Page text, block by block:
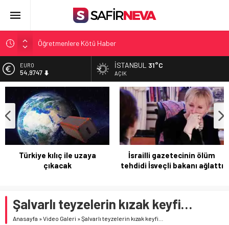
Öğretmenlere Kötü Haber
FETÖ’nün kritik ismi tutuklandı
Son dakika… İstanbul’da trafik felç
Yunanistan Başbakanı Çipras Türkiye’ye gelecek
Açlık Sınırı Açıklandı
ALTIN
6.499,25
13.798,82
DOLAR
47,5921
EURO
İSTANBUL 31°C
AÇIK
İsrailli gazetecinin ölüm
tehdidi İsveçli bakanı ağlattı
ilk araç indirildi… 8 ilçeyi
birbirine bağlayacak
Şalvarlı teyzelerin kızak keyfi…
Anasayfa »Video Galeri »Şalvarlı teyzelerin kızak keyfi…